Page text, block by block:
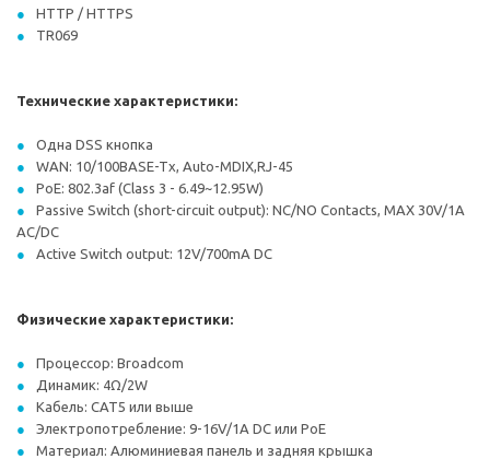
HTTP / HTTPS
TR069
Технические характеристики:
Одна DSS кнопка
WAN: 10/100BASE-Tx, Auto-MDIX,RJ-45
PoE: 802.3af (Class 3 - 6.49~12.95W)
Passive Switch (short-circuit output): NC/NO Contacts, MAX 30V/1A
AC/DC
Active Switch output: 12V/700mA DC
Физические характеристики:
Процессор: Broadcom
Динамик: 4Ω/2W
Кабель: CAT5 или выше
Электропотребление: 9-16V/1A DC или PoE
Материал: Алюминиевая панель и задняя крышка